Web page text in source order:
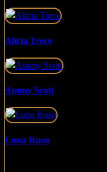
Alicia Trece
Ammy Scott
Luna Ruso